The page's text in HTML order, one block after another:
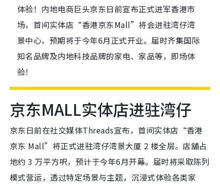
体验！内地电商巨头京东日前宣布正式进军香港市
场，首间实体店“香港京东Mall”将会进驻湾仔湾
景中心，预期将于今年6月正式开业。届时齐集国际
知名品牌及内地科技品牌的家电、家品等，即场体
验！
京东MALL实体店进驻湾仔
京东日前在社交媒体Threads宣布，首间实体店“香港
京东 Mall”将正式进驻湾仔湾景大厦 2 楼全层。店舖占
地约 3 万平方呎，预计于今年6月开幕。届时将采取陈列
模式营运，透过特定场景与主题，沉浸式体验各类家